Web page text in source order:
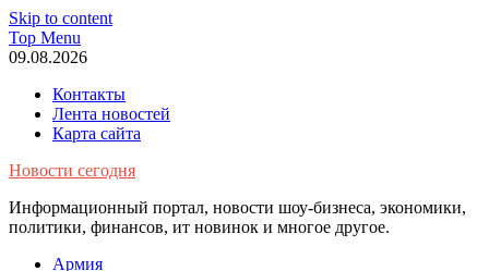
Skip to content
Top Menu
09.08.2026
Контакты
Лента новостей
Карта сайта
Новости сегодня
Информационный портал, новости шоу-бизнеса, экономики,
политики, финансов, ит новинок и многое другое.
Армия